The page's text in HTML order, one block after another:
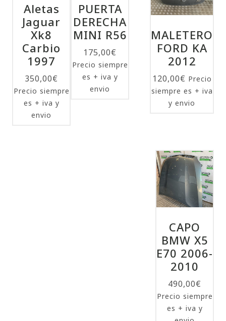
Aletas
Jaguar
Xk8
Carbio
1997
350,00€
Precio siempre
es + iva y
envio
MALETERO
FORD KA
2012
120,00€ Precio
siempre es + iva
y envio
PUERTA
DERECHA
MINI R56
175,00€
Precio siempre
es + iva y
envio
CAPO
BMW X5
E70 2006-
2010
490,00€
Precio siempre
es + iva y